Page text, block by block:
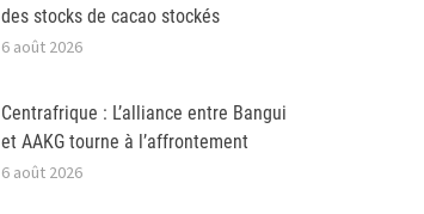
des stocks de cacao stockés
6 août 2026
Centrafrique : L’alliance entre Bangui
et AAKG tourne à l’affrontement
6 août 2026